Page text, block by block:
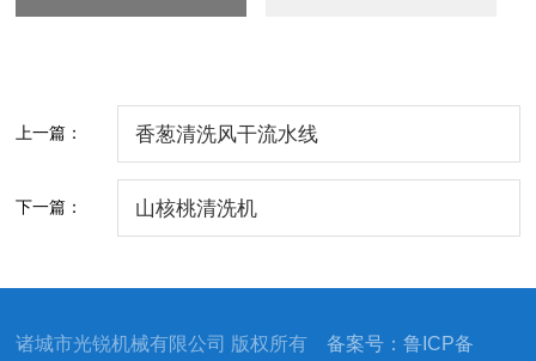
上一篇： 香葱清洗风干流水线
下一篇： 山核桃清洗机
诸城市光锐机械有限公司 版权所有备案号：鲁ICP备